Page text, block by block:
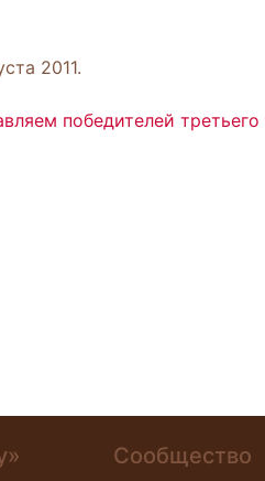
2011.
победителей третьего
Сообщество